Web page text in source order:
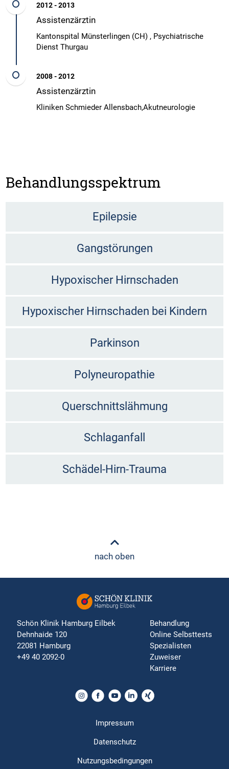
2012 - 2013
Assistenzärztin
Kantonspital Münsterlingen (CH) , Psychiatrische
Dienst Thurgau
2008 - 2012
Assistenzärztin
Kliniken Schmieder Allensbach,Akutneurologie
Behandlungsspektrum
Epilepsie
Gangstörungen
Hypoxischer Hirnschaden
Hypoxischer Hirnschaden bei Kindern
Parkinson
Polyneuropathie
Querschnittslähmung
Schlaganfall
Schädel-Hirn-Trauma
nach oben
Schön Klinik Hamburg Eilbek
Dehnhaide 120
22081 Hamburg
+49 40 2092-0
Behandlung
Online Selbsttests
Spezialisten
Zuweiser
Karriere
Impressum
Datenschutz
Nutzungsbedingungen